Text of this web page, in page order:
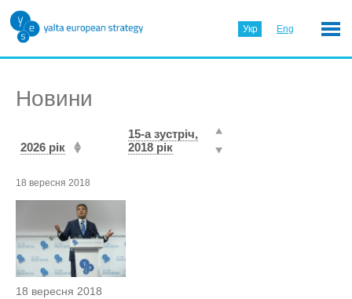
Укр Eng
Новини
2026 рік
15-а зустріч,
2018 рік
18 вересня 2018
18 вересня 2018